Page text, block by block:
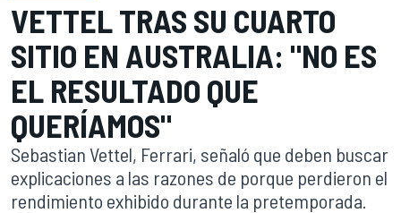
VETTEL TRAS SU CUARTO
SITIO EN AUSTRALIA: "NO ES
EL RESULTADO QUE
QUERÍAMOS"
Sebastian Vettel, Ferrari, señaló que deben buscar
explicaciones a las razones de porque perdieron el
rendimiento exhibido durante la pretemporada.